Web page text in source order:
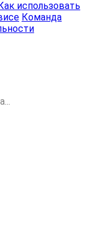
использовать
Команда